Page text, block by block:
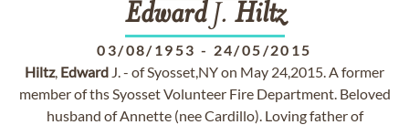
EdwardJ. Hiltz
03/08/1953 - 24/05/2015
Hiltz, Edward J. - of Syosset,NY on May 24,2015. A former
member of ths Syosset Volunteer Fire Department. Beloved
husband of Annette (nee Cardillo). Loving father of